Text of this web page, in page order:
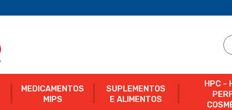
MEDICAMENTOS
MIPS
SUPLEMENTOS
E ALIMENTOS
HPC -